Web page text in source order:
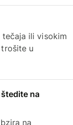
ili visokim
u
na
na